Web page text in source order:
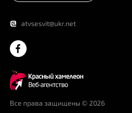
Все права защищены © 2026
@ atvsesvit@ukr.net